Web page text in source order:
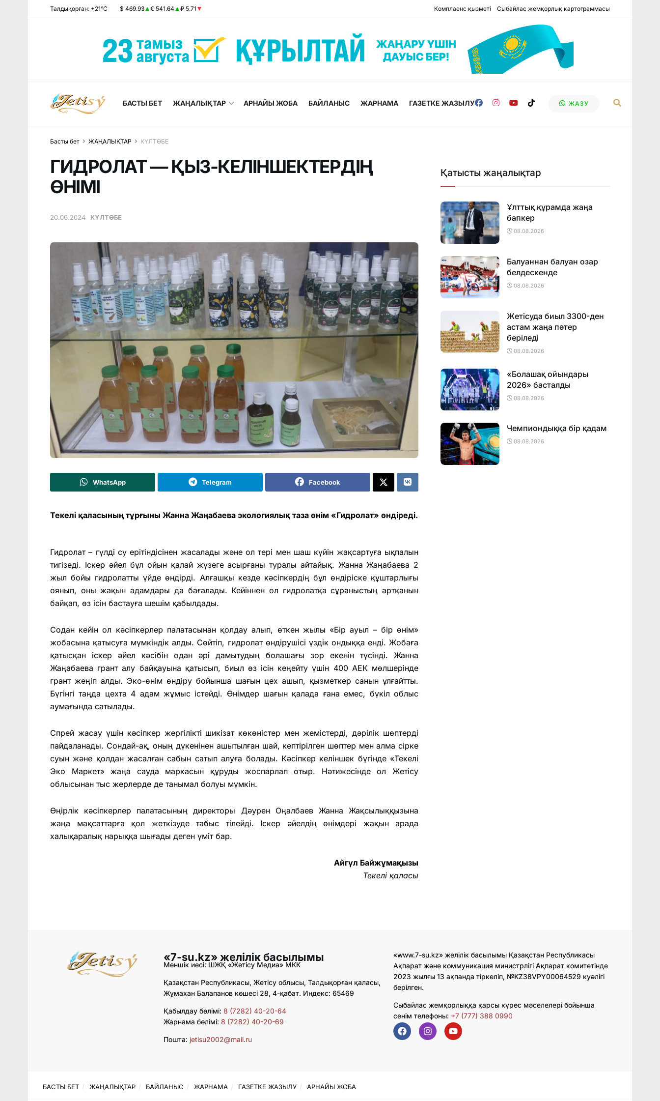
Талдықорған: +21°C $ 469.93 € 541.64 ₽ 5.71 Комплаенс қызметі Сыбайлас жемқорлық картограммасы
БАСТЫ БЕТ ЖАҢАЛЫҚТАР АРНАЙЫ ЖОБА БАЙЛАНЫС ЖАРНАМА ГАЗЕТКЕ ЖАЗЫЛУ ЖАЗУ
Басты бет ЖАҢАЛЫҚТАР КҮЛТӨБЕ
ГИДРОЛАТ — ҚЫЗ-КЕЛІНШЕКТЕРДІҢ
ӨНІМІ
20.06.2024 КҮЛТӨБЕ
WhatsApp Telegram Facebook
Текелі қаласының тұрғыны Жанна Жаңабаева экологиялық таза өнім «Гидролат» өндіреді.
Гидролат – гүлді су ерітіндісінен жасалады және ол тері мен шаш күйін жақсартуға ықпалын
тигізеді. Іскер әйел бұл ойын қалай жүзеге асырғаны туралы айтайық. Жанна Жаңабаева 2
жыл бойы гидролатты үйде өндірді. Алғашқы кезде кәсіпкердің бұл өндіріске құштарлығы
оянып, оны жақын адамдары да бағалады. Кейіннен ол гидролатқа сұраныстың артқанын
байқап, өз ісін бастауға шешім қабылдады.
Содан кейін ол кәсіпкерлер палатасынан қолдау алып, өткен жылы «Бір ауыл – бір өнім»
жобасына қатысуға мүмкіндік алды. Сөйтіп, гидролат өндірушісі үздік ондыққа енді. Жобаға
қатысқан іскер әйел кәсібін одан әрі дамытудың болашағы зор екенін түсінді. Жанна
Жаңабаева грант алу байқауына қатысып, биыл өз ісін кеңейту үшін 400 АЕК мөлшерінде
грант жеңіп алды. Эко-өнім өндіру бойынша шағын цех ашып, қызметкер санын ұлғайтты.
Бүгінгі таңда цехта 4 адам жұмыс істейді. Өнімдер шағын қалада ғана емес, бүкіл облыс
аумағында сатылады.
Спрей жасау үшін кәсіпкер жергілікті шикізат көкөністер мен жемістерді, дәрілік шөптерді
пайдаланады. Сондай-ақ, оның дүкенінен ашытылған шай, кептірілген шөптер мен алма сірке
суын және қолдан жасалған сабын сатып алуға болады. Кәсіпкер келіншек бүгінде «Текелі
Эко Маркет» жаңа сауда маркасын құруды жоспарлап отыр. Нәтижесінде ол Жетісу
облысынан тыс жерлерде де танымал болуы мүмкін.
Өңірлік кәсіпкерлер палатасының директоры Дәурен Оңалбаев Жанна Жақсылыққызына
жаңа мақсаттарға қол жеткізуде табыс тілейді. Іскер әйелдің өнімдері жақын арада
халықаралық нарыққа шығады деген үміт бар.
Айгүл Байжұмақызы
Текелі қаласы
Қатысты жаңалықтар
Ұлттық құрамда жаңа
бапкер
08.08.2026
Балуаннан балуан озар
белдескенде
08.08.2026
Жетісуда биыл 3300-ден
астам жаңа пәтер
беріледі
08.08.2026
«Болашақ ойындары
2026» басталды
08.08.2026
Чемпиондыққа бір қадам
08.08.2026
«7-su.kz» желілік басылымы
Меншік иесі: ШЖҚ «Жетісу Медиа» МКК
Қазақстан Республикасы, Жетісу облысы, Талдықорған қаласы,
Жұмахан Балапанов көшесі 28, 4-қабат. Индекс: 65469
Қабылдау бөлімі: 8 (7282) 40-20-64
Жарнама бөлімі: 8 (7282) 40-20-69
Пошта: jetisu2002@mail.ru
«www.7-su.kz» желілік басылымы Қазақстан Республикасы
Ақпарат және коммуникация министрлігі Ақпарат комитетінде
2023 жылғы 13 ақпанда тіркеліп, №KZ38VPY00064529 куәлігі
берілген.
Сыбайлас жемқорлыққа қарсы күрес мәселелері бойынша
сенім телефоны: +7 (777) 388 0990
БАСТЫ БЕТ ЖАҢАЛЫҚТАР БАЙЛАНЫС ЖАРНАМА ГАЗЕТКЕ ЖАЗЫЛУ АРНАЙЫ ЖОБА